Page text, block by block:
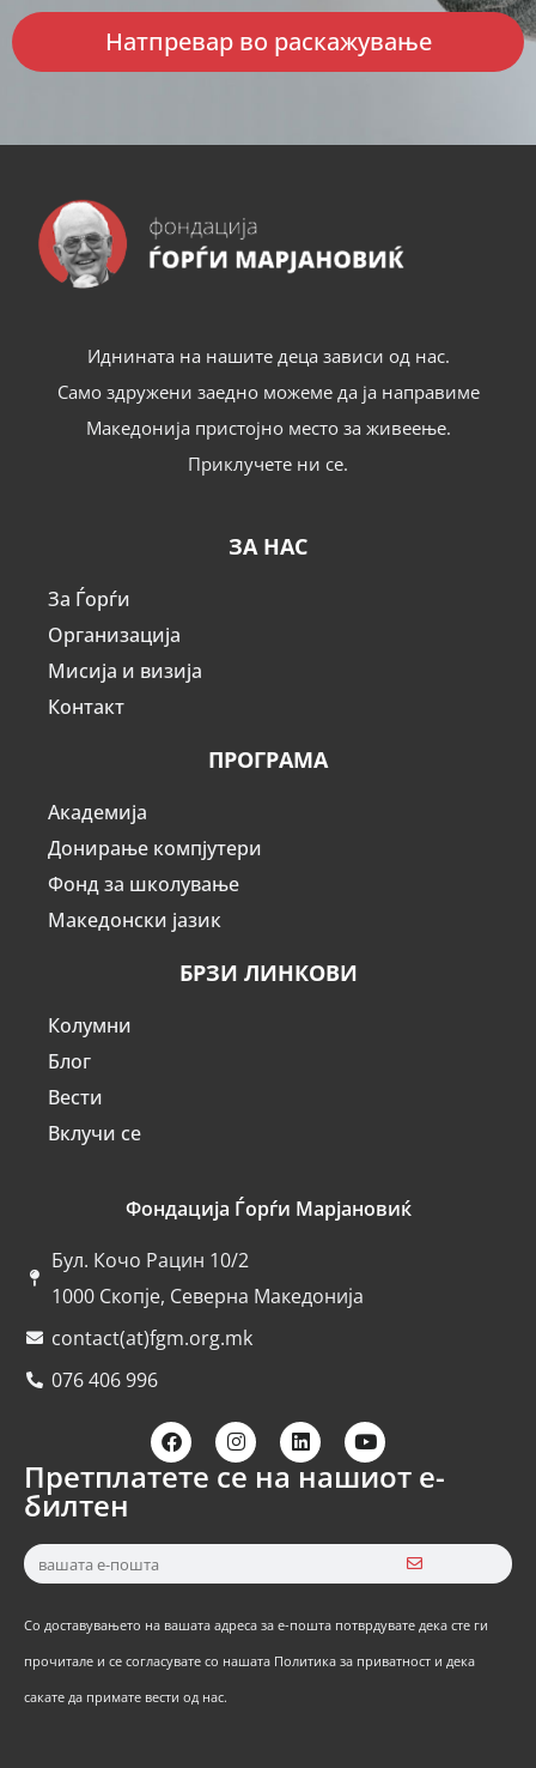
Натпревар во раскажување
Иднината на нашите деца зависи од нас.
Само здружени заедно можеме да ја направиме
Македонија пристојно место за живеење.
Приклучете ни се.
ЗА НАС
За Ѓорѓи
Организација
Мисија и визија
Контакт
ПРОГРАМА
Академија
Донирање компјутери
Фонд за школување
Македонски јазик
БРЗИ ЛИНКОВИ
Колумни
Блог
Вести
Вклучи се
Фондација Ѓорѓи Марјановиќ
Бул. Кочо Рацин 10/2
1000 Скопје, Северна Македонија
contact(at)fgm.org.mk
076 406 996
Претплатете се на нашиот е-
билтен
Со доставувањето на вашата адреса за е-пошта потврдувате дека сте ги
прочитале и се согласувате со нашата Политика за приватност и дека
сакате да примате вести од нас.